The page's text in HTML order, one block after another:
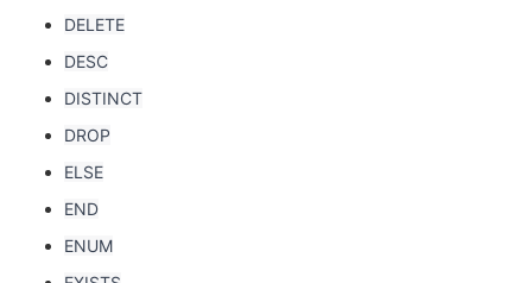
DELETE
DESC
DISTINCT
DROP
ELSE
END
ENUM